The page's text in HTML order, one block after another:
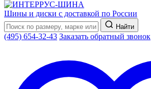
Шины и диски с доставкой по России
Найти
(495) 654-32-43 Заказать обратный звонок